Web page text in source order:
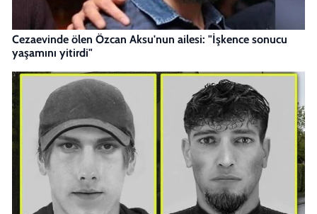
Cezaevinde ölen Özcan Aksu'nun ailesi: "İşkence sonucu
yaşamını yitirdi"